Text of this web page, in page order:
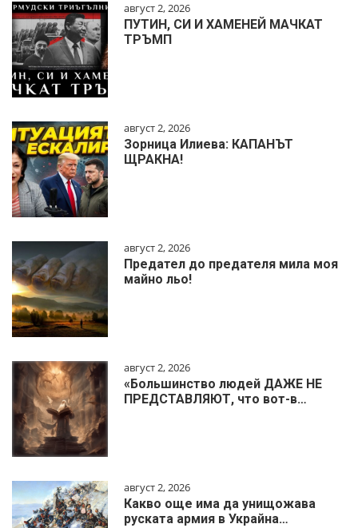
август 2, 2026
ПУТИН, СИ И ХАМЕНЕЙ МАЧКАТ
ТРЪМП
август 2, 2026
Зорница Илиева: КАПАНЪТ
ЩРАКНА!
август 2, 2026
Предател до предателя мила моя
майно льо!
август 2, 2026
«Большинство людей ДАЖЕ НЕ
ПРЕДСТАВЛЯЮТ, что вот-в…
август 2, 2026
Какво още има да унищожава
руската армия в Украйна…